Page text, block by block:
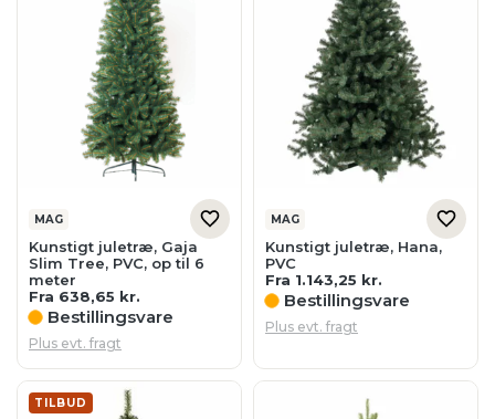
MAG
Kunstigt juletræ, Gaja
Slim Tree, PVC, op til 6
meter
Fra 638,65 kr.
Bestillingsvare
Plus evt. fragt
MAG
Kunstigt juletræ, Hana,
PVC
Fra 1.143,25 kr.
Bestillingsvare
Plus evt. fragt
TILBUD